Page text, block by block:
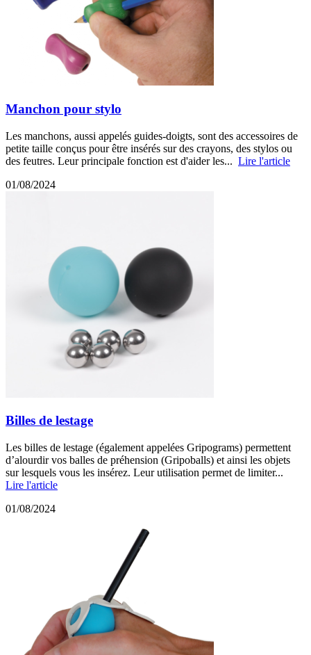
Manchon pour stylo
Les manchons, aussi appelés guides-doigts, sont des accessoires de
petite taille conçus pour être insérés sur des crayons, des stylos ou
des feutres. Leur principale fonction est d'aider les... Lire l'article
01/08/2024
Billes de lestage
Les billes de lestage (également appelées Gripograms) permettent
d’alourdir vos balles de préhension (Gripoballs) et ainsi les objets
sur lesquels vous les insérez. Leur utilisation permet de limiter...
Lire l'article
01/08/2024